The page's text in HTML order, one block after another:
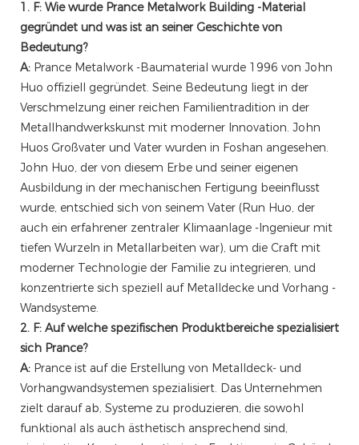
1. F: Wie wurde Prance Metalwork Building -Material
gegründet und was ist an seiner Geschichte von
Bedeutung?
A: Prance Metalwork -Baumaterial wurde 1996 von John
Huo offiziell gegründet. Seine Bedeutung liegt in der
Verschmelzung einer reichen Familientradition in der
Metallhandwerkskunst mit moderner Innovation. John
Huos Großvater und Vater wurden in Foshan angesehen.
John Huo, der von diesem Erbe und seiner eigenen
Ausbildung in der mechanischen Fertigung beeinflusst
wurde, entschied sich von seinem Vater (Run Huo, der
auch ein erfahrener zentraler Klimaanlage -Ingenieur mit
tiefen Wurzeln in Metallarbeiten war), um die Craft mit
moderner Technologie der Familie zu integrieren, und
konzentrierte sich speziell auf Metalldecke und Vorhang -
Wandsysteme.
2. F: Auf welche spezifischen Produktbereiche spezialisiert
sich Prance?
A: Prance ist auf die Erstellung von Metalldeck- und
Vorhangwandsystemen spezialisiert. Das Unternehmen
zielt darauf ab, Systeme zu produzieren, die sowohl
funktional als auch ästhetisch ansprechend sind,